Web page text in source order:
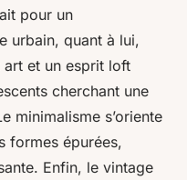
pour un
urbain, quant à lui,
art et un esprit loft
cherchant une
minimalisme s’oriente
formes épurées,
Enfin, le vintage